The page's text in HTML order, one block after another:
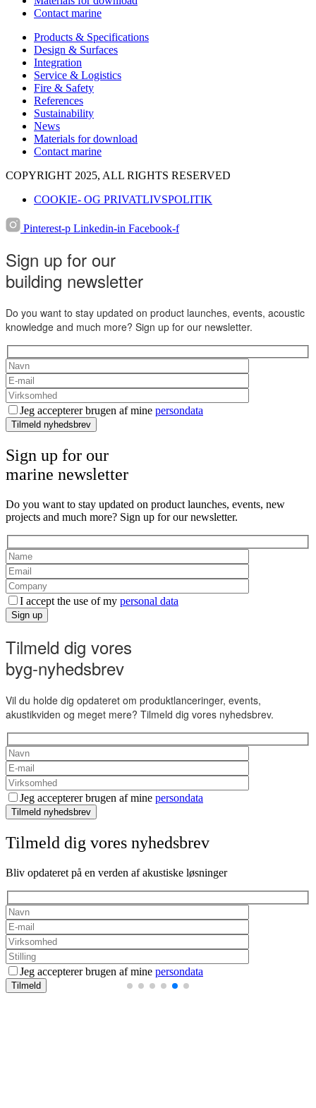
Contact marine
Products & Specifications
Design & Surfaces
Integration
Service & Logistics
Fire & Safety
References
Sustainability
News
Materials for download
Contact marine
COPYRIGHT 2025, ALL RIGHTS RESERVED
COOKIE- OG PRIVATLIVSPOLITIK
Pinterest-p Linkedin-in Facebook-f
Sign up for our
building newsletter
Do you want to stay updated on product launches, events, acoustic
knowledge and much more? Sign up for our newsletter.
Jeg accepterer brugen af mine persondata
Tilmeld nyhedsbrev
Sign up for our
marine newsletter
Do you want to stay updated on product launches, events, new
projects and much more? Sign up for our newsletter.
I accept the use of my personal data
Sign up
Tilmeld dig vores
byg-nyhedsbrev
Vil du holde dig opdateret om produktlanceringer, events,
akustikviden og meget mere? Tilmeld dig vores nyhedsbrev.
Jeg accepterer brugen af mine persondata
Tilmeld nyhedsbrev
Tilmeld dig vores nyhedsbrev
Bliv opdateret på en verden af akustiske løsninger
Jeg accepterer brugen af mine persondata
Tilmeld